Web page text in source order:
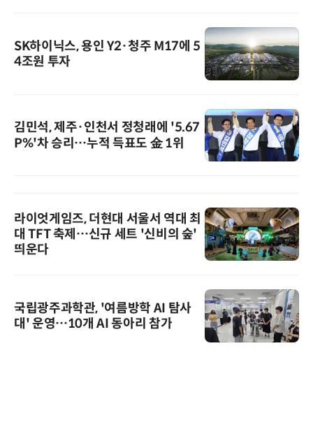
SK하이닉스, 용인 Y2·청주 M17에 5
4조원 투자
김민석, 제주·인천서 정청래에 '5.67
P%'차 승리…누적 득표도 金 1위
라이엇게임즈, 더현대 서울서 역대 최
대 TFT 축제…신규 세트 '신비의 숲'
띄운다
국립광주과학관, '여름방학 AI 탐사
대' 운영…10개 AI 동아리 참가